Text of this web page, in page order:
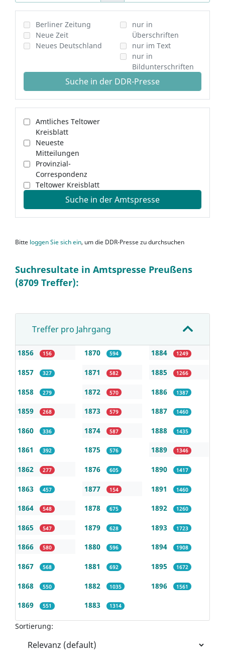
Berliner Zeitung
Neue Zeit
Neues Deutschland
nur in
Überschriften
nur im Text
nur in
Bildunterschriften
Suche in der DDR-Presse
Amtliches Teltower
Kreisblatt
Neueste
Mitteilungen
Provinzial-
Correspondenz
Teltower Kreisblatt
Suche in der Amtspresse
Bitte loggen Sie sich ein, um die DDR-Presse zu durchsuchen
Suchresultate in Amtspresse Preußens
(8709 Treffer):
Treffer pro Jahrgang
1856 156
1857 327
1858 279
1859 268
1860 336
1861 392
1862 277
1863 457
1864 548
1865 547
1866 580
1867 568
1868 550
1869 551
1870 594
1871 582
1872 570
1873 579
1874 587
1875 576
1876 605
1877 154
1878 675
1879 628
1880 596
1881 692
1882 1035
1883 1314
1884 1249
1885 1266
1886 1387
1887 1460
1888 1435
1889 1346
1890 1417
1891 1460
1892 1260
1893 1723
1894 1908
1895 1672
1896 1561
Sortierung: